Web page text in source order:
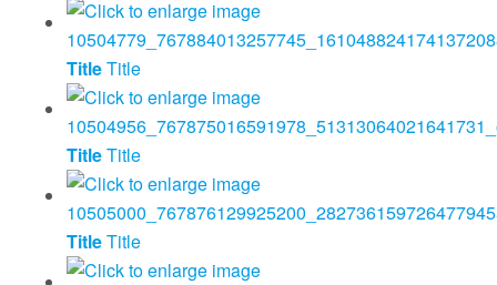
TitleTitle
TitleTitle
TitleTitle